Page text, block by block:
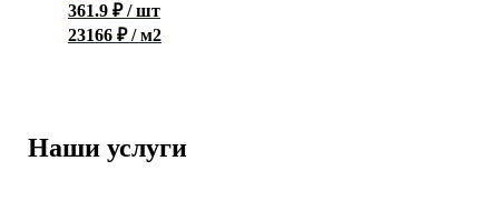
361.9 ₽ / шт
23166 ₽ / м2
Наши услуги